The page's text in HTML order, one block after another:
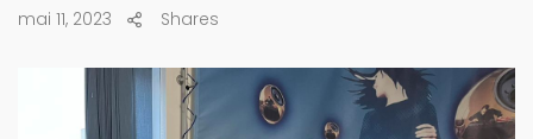
mai 11, 2023 Shares